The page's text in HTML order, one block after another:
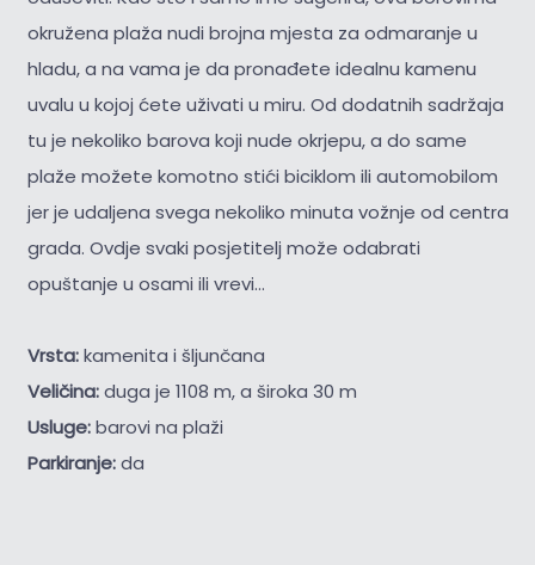
okružena plaža nudi brojna mjesta za odmaranje u
hladu, a na vama je da pronađete idealnu kamenu
uvalu u kojoj ćete uživati u miru. Od dodatnih sadržaja
tu je nekoliko barova koji nude okrjepu, a do same
plaže možete komotno stići biciklom ili automobilom
jer je udaljena svega nekoliko minuta vožnje od centra
grada. Ovdje svaki posjetitelj može odabrati
opuštanje u osami ili vrevi...
Vrsta:kamenita i šljunčana
Veličina:duga je 1108 m, a široka 30 m
Usluge:barovi na plaži
Parkiranje:da